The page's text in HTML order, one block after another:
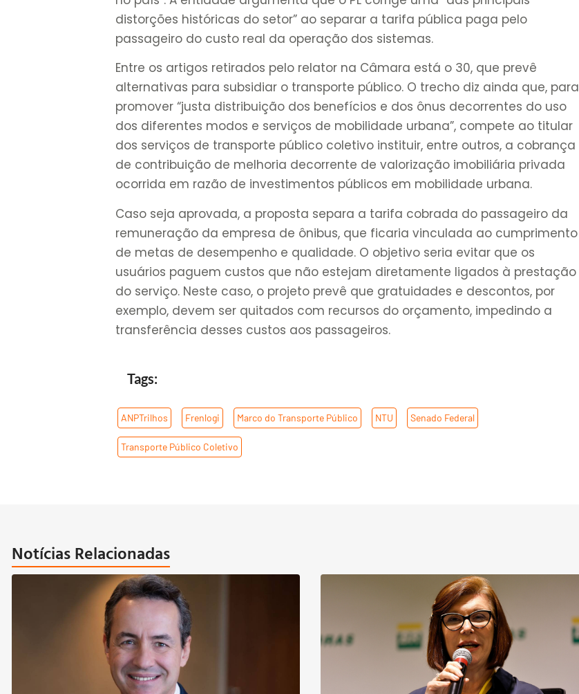
distorções históricas do setor” ao separar a tarifa pública paga pelo
passageiro do custo real da operação dos sistemas.
Entre os artigos retirados pelo relator na Câmara está o 30, que prevê
alternativas para subsidiar o transporte público. O trecho diz ainda que, para
promover “justa distribuição dos benefícios e dos ônus decorrentes do uso
dos diferentes modos e serviços de mobilidade urbana”, compete ao titular
dos serviços de transporte público coletivo instituir, entre outros, a cobrança
de contribuição de melhoria decorrente de valorização imobiliária privada
ocorrida em razão de investimentos públicos em mobilidade urbana.
Caso seja aprovada, a proposta separa a tarifa cobrada do passageiro da
remuneração da empresa de ônibus, que ficaria vinculada ao cumprimento
de metas de desempenho e qualidade. O objetivo seria evitar que os
usuários paguem custos que não estejam diretamente ligados à prestação
do serviço. Neste caso, o projeto prevê que gratuidades e descontos, por
exemplo, devem ser quitados com recursos do orçamento, impedindo a
transferência desses custos aos passageiros.
Tags:
ANPTrilhos Frenlogi Marco do Transporte Público NTU Senado Federal
Transporte Público Coletivo
Notícias Relacionadas